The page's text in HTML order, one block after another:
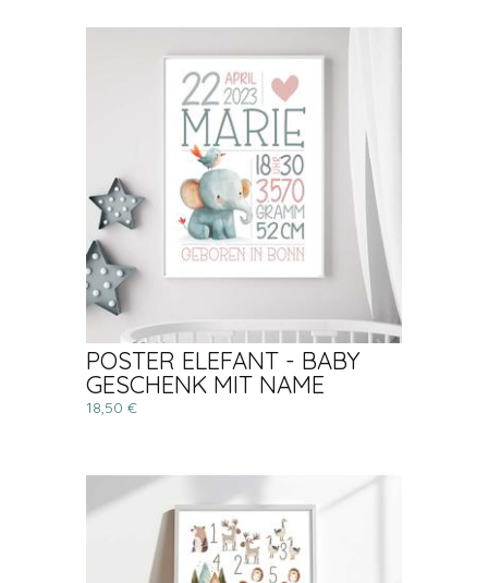
POSTER ELEFANT - BABY
GESCHENK MIT NAME
18,50 €